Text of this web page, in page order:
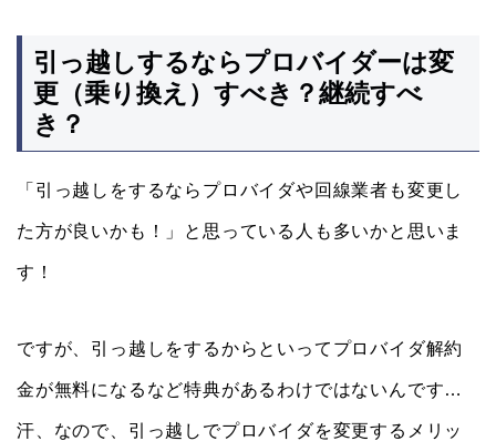
引っ越しするならプロバイダーは変
更（乗り換え）すべき？継続すべ
き？
「引っ越しをするならプロバイダや回線業者も変更し
た方が良いかも！」と思っている人も多いかと思いま
す！
ですが、引っ越しをするからといってプロバイダ解約
金が無料になるなど特典があるわけではないんです…
汗、なので、引っ越しでプロバイダを変更するメリッ